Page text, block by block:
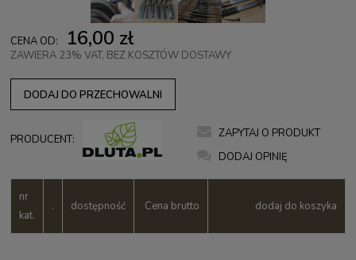
CENA OD: 16,00 zł
ZAWIERA 23% VAT, BEZ KOSZTÓW DOSTAWY
DODAJ DO PRZECHOWALNI
PRODUCENT:
ZAPYTAJ O PRODUKT
DODAJ OPINIĘ
nr
kat.
. dostępność Cena brutto dodaj do koszyka